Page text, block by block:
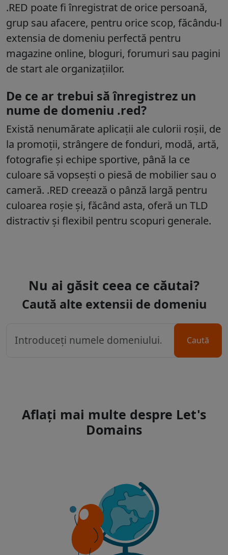
.RED poate fi înregistrat de orice persoană,
grup sau afacere, pentru orice scop, făcându-l
extensia de domeniu perfectă pentru
magazine online, bloguri, forumuri sau pagini
de start ale organizațiilor.
De ce ar trebui să înregistrez un
nume de domeniu .red?
Există nenumărate aplicații ale culorii roșii, de
la promoții, strângere de fonduri, modă, artă,
fotografie și echipe sportive, până la ce
culoare să vopsești o piesă de mobilier sau o
cameră. .RED creează o pânză largă pentru
culoarea roșie și, făcând asta, oferă un TLD
distractiv și flexibil pentru scopuri generale.
Nu ai găsit ceea ce căutai?
Caută alte extensii de domeniu
Caută